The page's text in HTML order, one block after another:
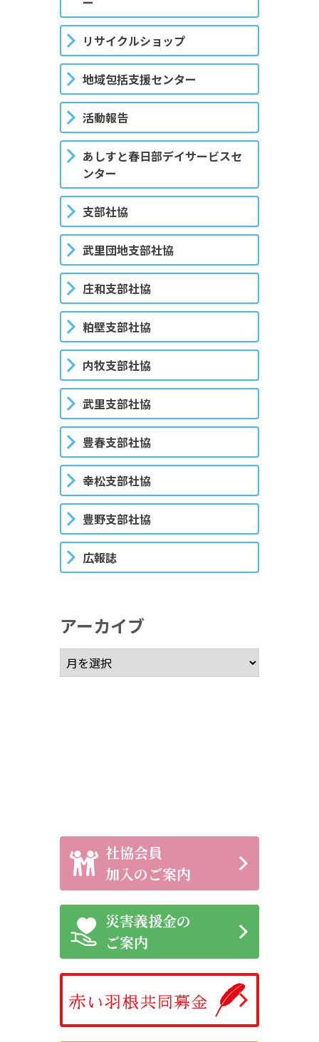
リサイクルショップ
地域包括支援センター
活動報告
あしすと春日部デイサービスセ
ンター
支部社協
武里団地支部社協
庄和支部社協
粕壁支部社協
内牧支部社協
武里支部社協
豊春支部社協
幸松支部社協
豊野支部社協
広報誌
アーカイブ
アーカイブ
社協会員
加入のご案内
災害義援金の
ご案内